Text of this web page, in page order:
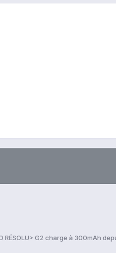
RÉSOLU> G2 charge à 300mAh